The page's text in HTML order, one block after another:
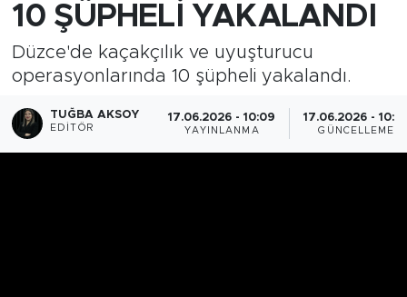
10 ŞÜPHELİ YAKALANDI
Düzce'de kaçakçılık ve uyuşturucu
operasyonlarında 10 şüpheli yakalandı.
TUĞBA AKSOY
EDITÖR
17.06.2026 - 10:09
YAYINLANMA
17.06.2026 -
GÜNCELLEME
Spor
Siyaset
Yerel Haber
Düzce Trafik Yoğunluk Haritası
Süper Lig Puan Durumu ve Fikstür
Tüm Manşetler